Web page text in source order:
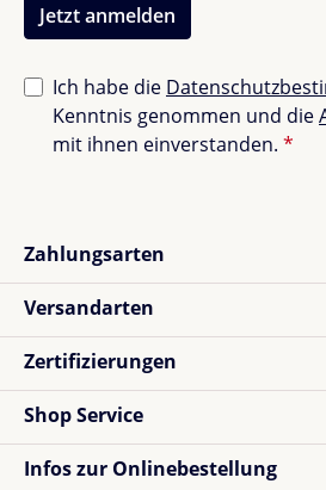
Die Reinigung des Modu Tiny
geben. Hergestellt aus
Modu Tiny Ride ein
Spielzeug für dein Kind.
Jetzt anmelden
Ich habe die
Kenntnis genommen und die
mit ihnen einverstanden. *
Zahlungsarten
Versandarten
Zertifizierungen
Shop Service
Infos zur Onlinebestellung